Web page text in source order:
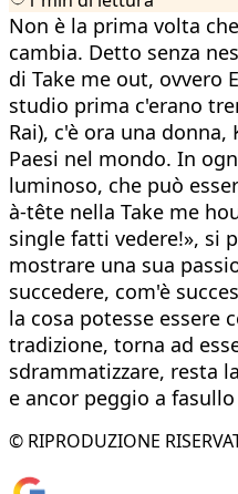
Non è la prima volta
cambia. Detto senza
di Take me out, ovvero
studio prima c'erano
Rai), c'è ora una
Paesi nel mondo. In
luminoso, che può
à-tête nella Take me
single fatti vedere!», si
mostrare una sua
succedere, com'è
la cosa potesse essere
tradizione, torna ad
sdrammatizzare, resta
e ancor peggio a
© RIPRODUZIONE